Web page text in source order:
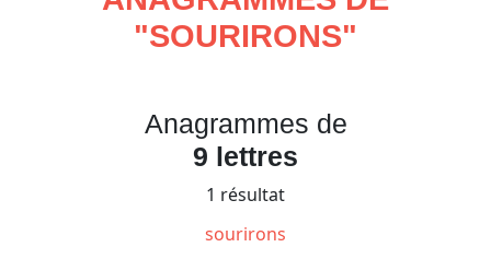
"SOURIRONS"
Anagrammes de
9 lettres
1 résultat
sourirons